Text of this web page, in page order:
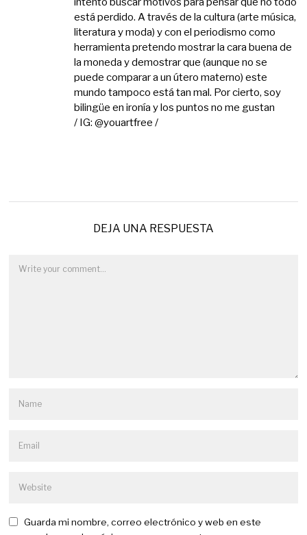
está perdido. A través de la cultura (arte música,
literatura y moda) y con el periodismo como
herramienta pretendo mostrar la cara buena de
la moneda y demostrar que (aunque no se
puede comparar a un útero materno) este
mundo tampoco está tan mal. Por cierto, soy
bilingüe en ironía y los puntos no me gustan
/ IG: @youartfree /
DEJA UNA RESPUESTA
Guarda mi nombre, correo electrónico y web en este